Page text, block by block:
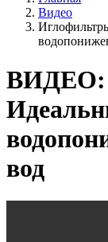
Видео
ВИДЕО:
вод